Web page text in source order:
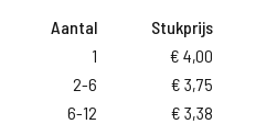
Aantal
Stukprijs
1
€ 4,00
2-6
€ 3,75
6-12
€ 3,38